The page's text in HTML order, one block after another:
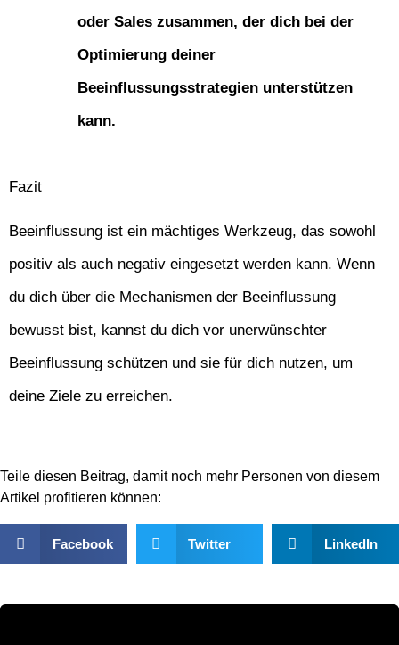
oder Sales zusammen, der dich bei der
Optimierung deiner
Beeinflussungsstrategien unterstützen
kann.
Fazit
Beeinflussung ist ein mächtiges Werkzeug, das sowohl
positiv als auch negativ eingesetzt werden kann. Wenn
du dich über die Mechanismen der Beeinflussung
bewusst bist, kannst du dich vor unerwünschter
Beeinflussung schützen und sie für dich nutzen, um
deine Ziele zu erreichen.
Teile diesen Beitrag, damit noch mehr Personen von diesem
Artikel profitieren können:
Facebook Twitter LinkedIn